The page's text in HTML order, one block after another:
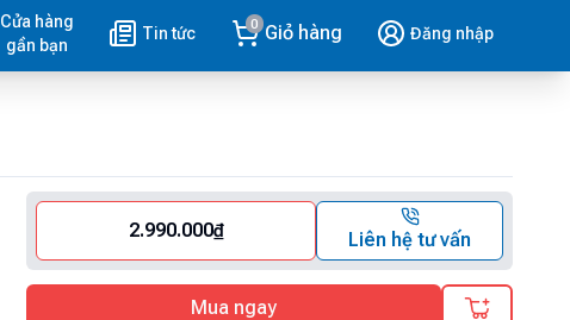
Cửa hàng
gần bạn
Tin tức 0 Giỏ hàng Đăng nhập
2.990.000₫ Liên hệ tư vấn
Mua ngay